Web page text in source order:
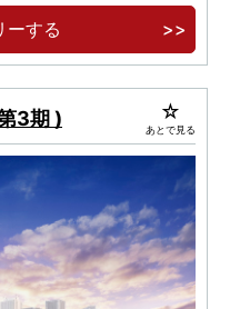
レージ採用・認定
ーする
3期 ) あとで見る